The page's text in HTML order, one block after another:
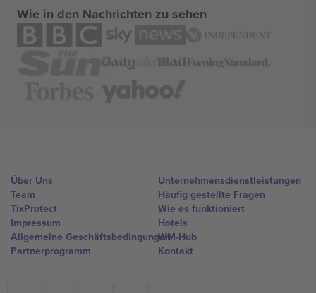
Wie in den Nachrichten zu sehen
Über Uns
Team
TixProtect
Impressum
Allgemeine Geschäftsbedingungen
Partnerprogramm
Unternehmensdienstleistungen
Häufig gestellte Fragen
Wie es funktioniert
Hotels
WM-Hub
Kontakt